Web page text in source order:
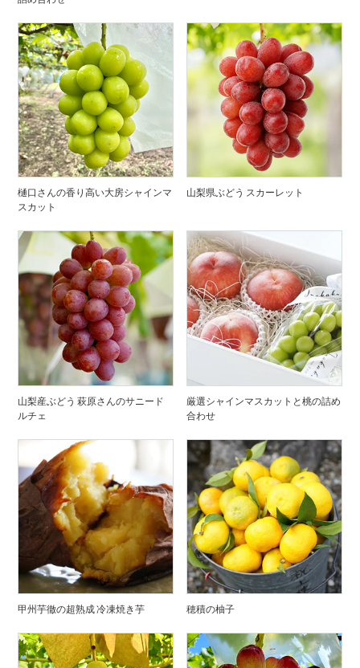
樋口さんの香り高い大房シャインマ
スカット
山梨県ぶどう スカーレット
山梨産ぶどう 萩原さんのサニード
ルチェ
厳選シャインマスカットと桃の詰め
合わせ
甲州芋徹の超熟成 冷凍焼き芋 穂積の柚子